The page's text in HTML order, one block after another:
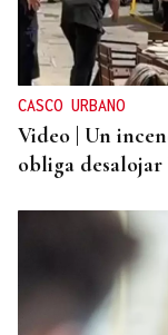
CASCO URBANO
Video | Un
obliga desalojar